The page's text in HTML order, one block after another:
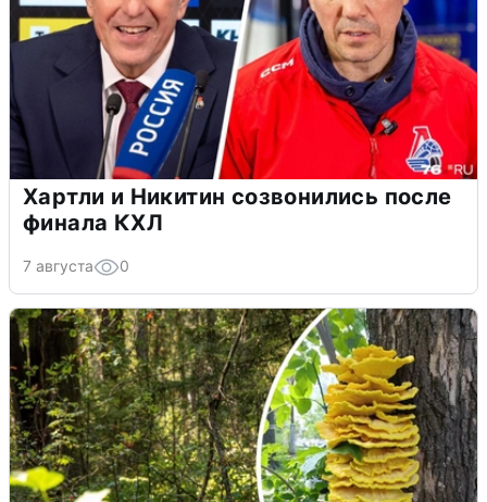
Хартли и Никитин созвонились после
финала КХЛ
7 августа 0